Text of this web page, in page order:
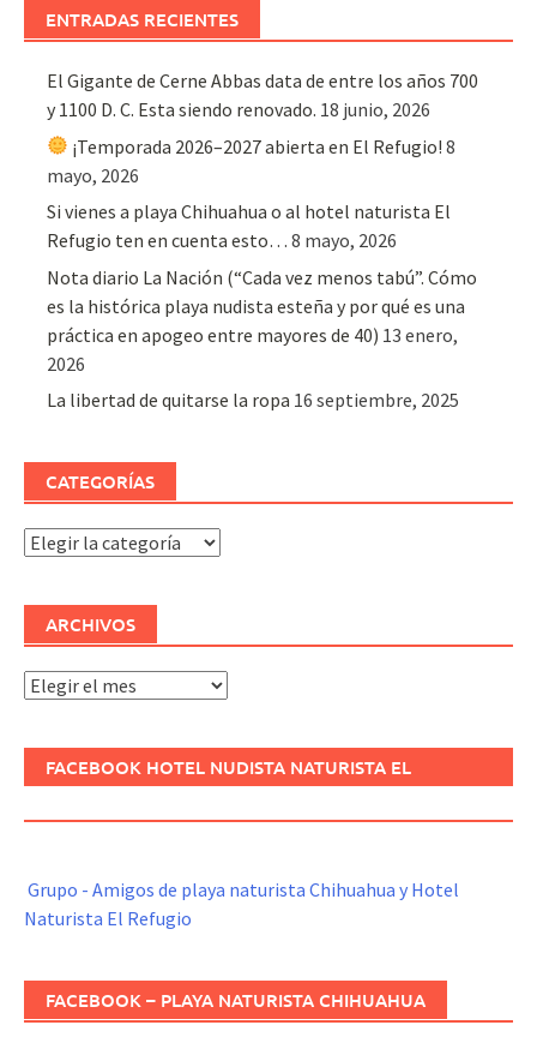
ENTRADAS RECIENTES
El Gigante de Cerne Abbas data de entre los años 700
y 1100 D. C. Esta siendo renovado. 18 junio, 2026
¡Temporada 2026–2027 abierta en El Refugio! 8
mayo, 2026
Si vienes a playa Chihuahua o al hotel naturista El
Refugio ten en cuenta esto… 8 mayo, 2026
Nota diario La Nación (“Cada vez menos tabú”. Cómo
es la histórica playa nudista esteña y por qué es una
práctica en apogeo entre mayores de 40) 13 enero,
2026
La libertad de quitarse la ropa 16 septiembre, 2025
CATEGORÍAS
Categorías
ARCHIVOS
Archivos
FACEBOOK HOTEL NUDISTA NATURISTA EL
Grupo - Amigos de playa naturista Chihuahua y Hotel
Naturista El Refugio
FACEBOOK – PLAYA NATURISTA CHIHUAHUA